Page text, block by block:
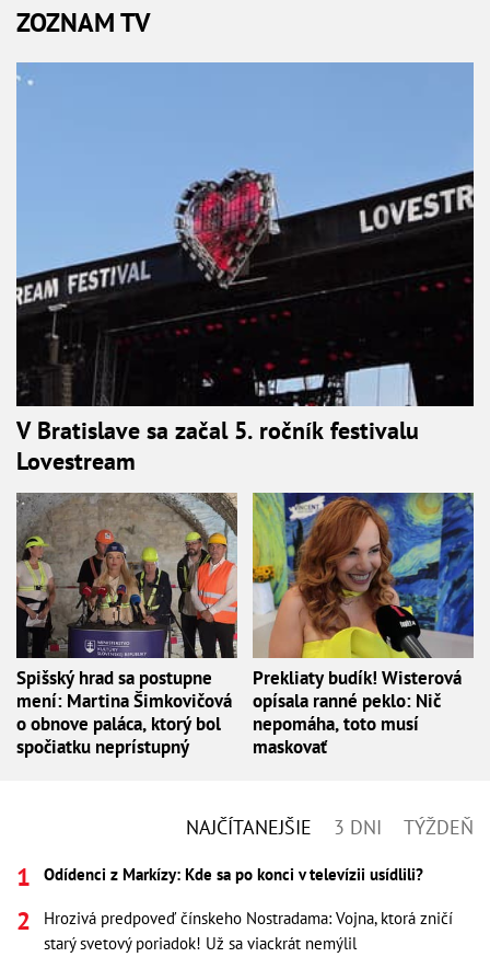
ZOZNAM TV
V Bratislave sa začal 5. ročník festivalu
Lovestream
Spišský hrad sa postupne
mení: Martina Šimkovičová
o obnove paláca, ktorý bol
spočiatku neprístupný
Prekliaty budík! Wisterová
opísala ranné peklo: Nič
nepomáha, toto musí
maskovať
NAJČÍTANEJŠIE 3 DNI TÝŽDEŇ
Odídenci z Markízy: Kde sa po konci v televízii usídlili?
Hrozivá predpoveď čínskeho Nostradama: Vojna, ktorá zničí
starý svetový poriadok! Už sa viackrát nemýlil